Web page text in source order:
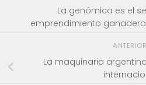
La genómica es el
emprendimiento
ANTERIOR
La maquinaria